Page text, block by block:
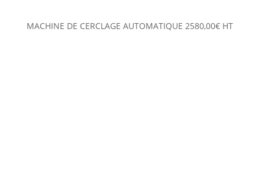
MACHINE DE CERCLAGE AUTOMATIQUE 2580,00€ HT